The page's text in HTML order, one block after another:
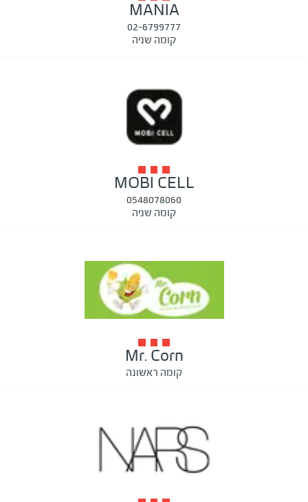
MANIA
02-6799777
קומה שניה
MOBI CELL
0548078060
קומה שניה
Mr. Corn
קומה ראשונה